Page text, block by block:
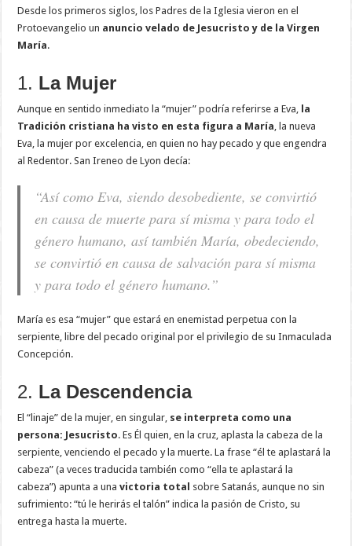
Desde los primeros siglos, los Padres de la Iglesia vieron en el
Protoevangelio un anuncio velado de Jesucristo y de la Virgen
María.
1. La Mujer
Aunque en sentido inmediato la “mujer” podría referirse a Eva, la
Tradición cristiana ha visto en esta figura a María, la nueva
Eva, la mujer por excelencia, en quien no hay pecado y que engendra
al Redentor. San Ireneo de Lyon decía:
“Así como Eva, siendo desobediente, se convirtió
en causa de muerte para sí misma y para todo el
género humano, así también María, obedeciendo,
se convirtió en causa de salvación para sí misma
y para todo el género humano.”
María es esa “mujer” que estará en enemistad perpetua con la
serpiente, libre del pecado original por el privilegio de su Inmaculada
Concepción.
2. La Descendencia
El “linaje” de la mujer, en singular, se interpreta como una
persona: Jesucristo. Es Él quien, en la cruz, aplasta la cabeza de la
serpiente, venciendo el pecado y la muerte. La frase “él te aplastará la
cabeza” (a veces traducida también como “ella te aplastará la
cabeza”) apunta a unavictoria total sobre Satanás, aunque no sin
sufrimiento: “tú le herirás el talón” indica la pasión de Cristo, su
entrega hasta la muerte.